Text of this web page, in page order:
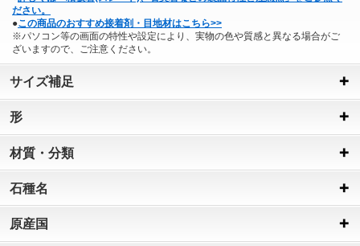
ださい。
●この商品のおすすめ接着剤・目地材はこちら>>
※パソコン等の画面の特性や設定により、実物の色や質感と異なる場合がご
ざいますので、ご注意ください。
サイズ補足
形
材質・分類
石種名
原産国